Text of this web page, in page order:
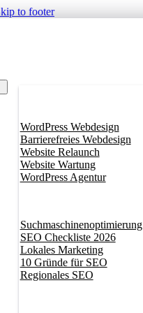
to footer
WordPress Webdesign
Barrierefreies Webdesign
Website Relaunch
Website Wartung
WordPress Agentur
Suchmaschinenoptimierung
SEO Checkliste 2026
Lokales Marketing
10 Gründe für SEO
Regionales SEO